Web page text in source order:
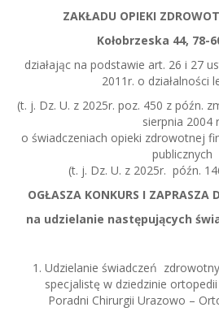
ZAKŁADU OPIEKI
Kołobrzeska 44, 78-
działając na podstawie art. 26 i 27
2011r. o działalności
(t. j. Dz. U. z 2025r. poz. 450 z późn.
sierpnia 2004
o świadczeniach opieki zdrowotnej
publicznych
(t. j. Dz. U. z 2025r. późn.
OGŁASZA KONKURS I ZAPRASZA
na udzielanie następujących
Udzielanie świadczeń
specjalistę w dziedzinie
Poradni Chirurgii Urazowo –